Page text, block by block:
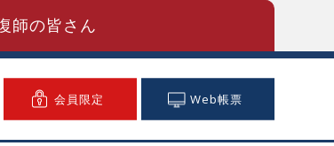
師の皆さん
会員限定 Web帳票